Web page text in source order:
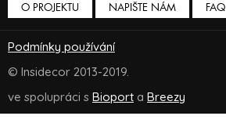
O PROJEKTU NAPIŠTE NÁM FAQ
Podmínky používání
© Insidecor 2013-2019.
ve spolupráci s Bioport a Breezy